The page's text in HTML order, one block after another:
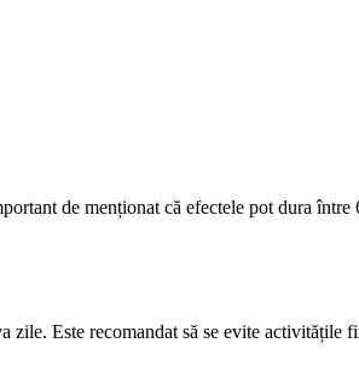
de menționat că efectele pot dura
Este recomandat să se evite